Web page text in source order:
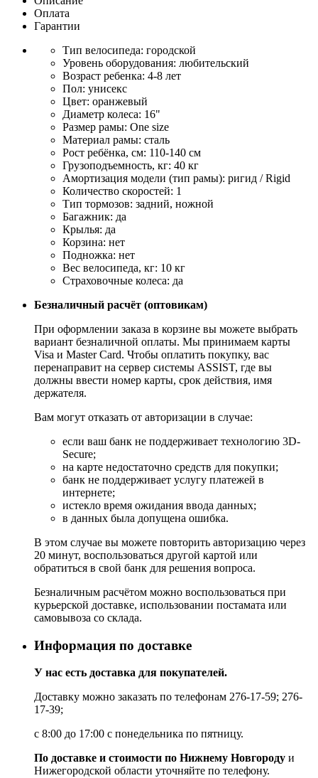
Оплата
Гарантии
Тип велосипеда: городской
Уровень оборудования: любительский
Возраст ребенка: 4-8 лет
Пол: унисекс
Цвет: оранжевый
Диаметр колеса: 16"
Размер рамы: One size
Материал рамы: сталь
Рост ребёнка, см: 110-140 см
Грузоподъемность, кг: 40 кг
Амортизация модели (тип рамы): ригид / Rigid
Количество скоростей: 1
Тип тормозов: задний, ножной
Багажник: да
Крылья: да
Корзина: нет
Подножка: нет
Вес велосипеда, кг: 10 кг
Страховочные колеса: да
Безналичный расчёт (оптовикам)
При оформлении заказа в корзине вы можете выбрать
вариант безналичной оплаты. Мы принимаем карты
Visa и Master Card. Чтобы оплатить покупку, вас
перенаправит на сервер системы ASSIST, где вы
должны ввести номер карты, срок действия, имя
держателя.
Вам могут отказать от авторизации в случае:
если ваш банк не поддерживает технологию 3D-
Secure;
на карте недостаточно средств для покупки;
банк не поддерживает услугу платежей в
интернете;
истекло время ожидания ввода данных;
в данных была допущена ошибка.
В этом случае вы можете повторить авторизацию через
20 минут, воспользоваться другой картой или
обратиться в свой банк для решения вопроса.
Безналичным расчётом можно воспользоваться при
курьерской доставке, использовании постамата или
самовывоза со склада.
Информация по доставке
У нас есть доставка для покупателей.
Доставку можно заказать по телефонам 276-17-59; 276-
17-39;
с 8:00 до 17:00 с понедельника по пятницу.
По доставке и стоимости по Нижнему Новгороду и
Нижегородской области уточняйте по телефону.